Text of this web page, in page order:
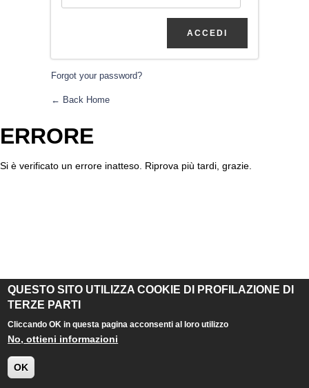
Forgot your password?
← Back Home
ERRORE
Si è verificato un errore inatteso. Riprova più tardi, grazie.
QUESTO SITO UTILIZZA COOKIE DI PROFILAZIONE DI
TERZE PARTI
Cliccando OK in questa pagina acconsenti al loro utilizzo
No, ottieni informazioni
OK